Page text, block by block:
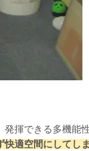
発揮できる多機能
快適空間にしてし